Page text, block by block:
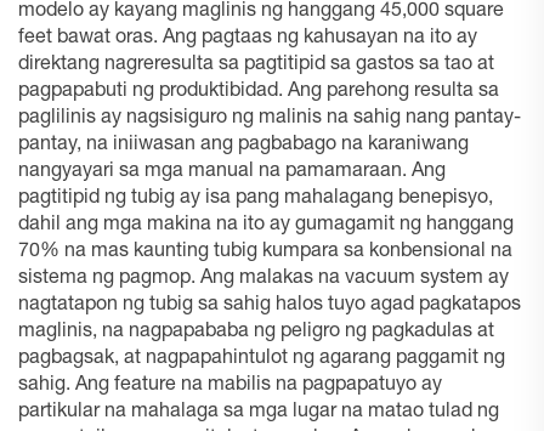
modelo ay kayang maglinis ng hanggang 45,000 square
feet bawat oras. Ang pagtaas ng kahusayan na ito ay
direktang nagreresulta sa pagtitipid sa gastos sa tao at
pagpapabuti ng produktibidad. Ang parehong resulta sa
paglilinis ay nagsisiguro ng malinis na sahig nang pantay-
pantay, na iniiwasan ang pagbabago na karaniwang
nangyayari sa mga manual na pamamaraan. Ang
pagtitipid ng tubig ay isa pang mahalagang benepisyo,
dahil ang mga makina na ito ay gumagamit ng hanggang
70% na mas kaunting tubig kumpara sa konbensional na
sistema ng pagmop. Ang malakas na vacuum system ay
nagtatapon ng tubig sa sahig halos tuyo agad pagkatapos
maglinis, na nagpapababa ng peligro ng pagkadulas at
pagbagsak, at nagpapahintulot ng agarang paggamit ng
sahig. Ang feature na mabilis na pagpapatuyo ay
partikular na mahalaga sa mga lugar na matao tulad ng